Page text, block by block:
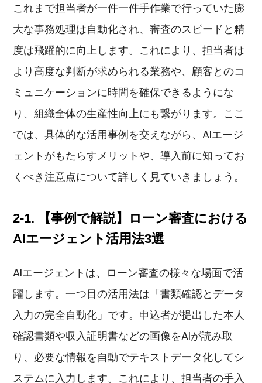
これまで担当者が一件一件手作業で行っていた膨
大な事務処理は自動化され、審査のスピードと精
度は飛躍的に向上します。これにより、担当者は
より高度な判断が求められる業務や、顧客とのコ
ミュニケーションに時間を確保できるようにな
り、組織全体の生産性向上にも繋がります。ここ
では、具体的な活用事例を交えながら、AIエージ
ェントがもたらすメリットや、導入前に知ってお
くべき注意点について詳しく見ていきましょう。
2-1. 【事例で解説】ローン審査における
AIエージェント活用法3選
AIエージェントは、ローン審査の様々な場面で活
躍します。一つ目の活用法は「書類確認とデータ
入力の完全自動化」です。申込者が提出した本人
確認書類や収入証明書などの画像をAIが読み取
り、必要な情報を自動でテキストデータ化してシ
ステムに入力します。これにより、担当者の手入